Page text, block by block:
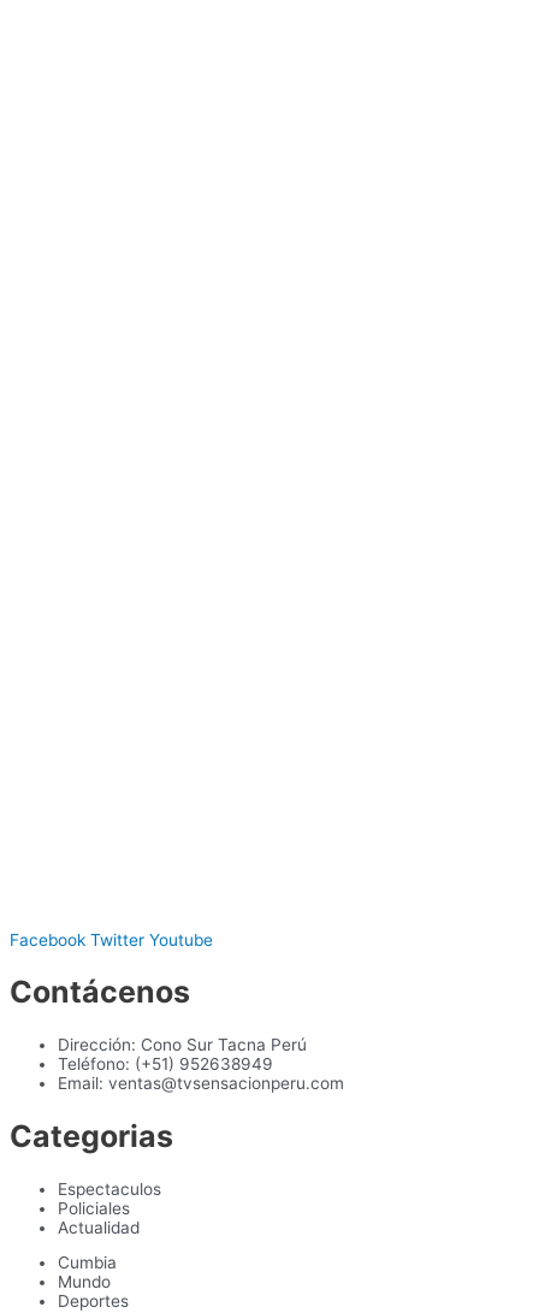
Facebook Twitter Youtube
Contácenos
Dirección: Cono Sur Tacna Perú
Teléfono: (+51) 952638949
Email: ventas@tvsensacionperu.com
Categorias
Espectaculos
Policiales
Actualidad
Cumbia
Mundo
Deportes